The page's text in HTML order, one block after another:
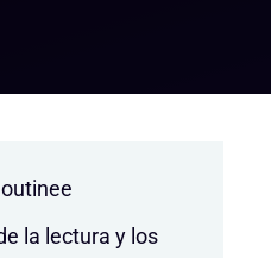
la lectura y los